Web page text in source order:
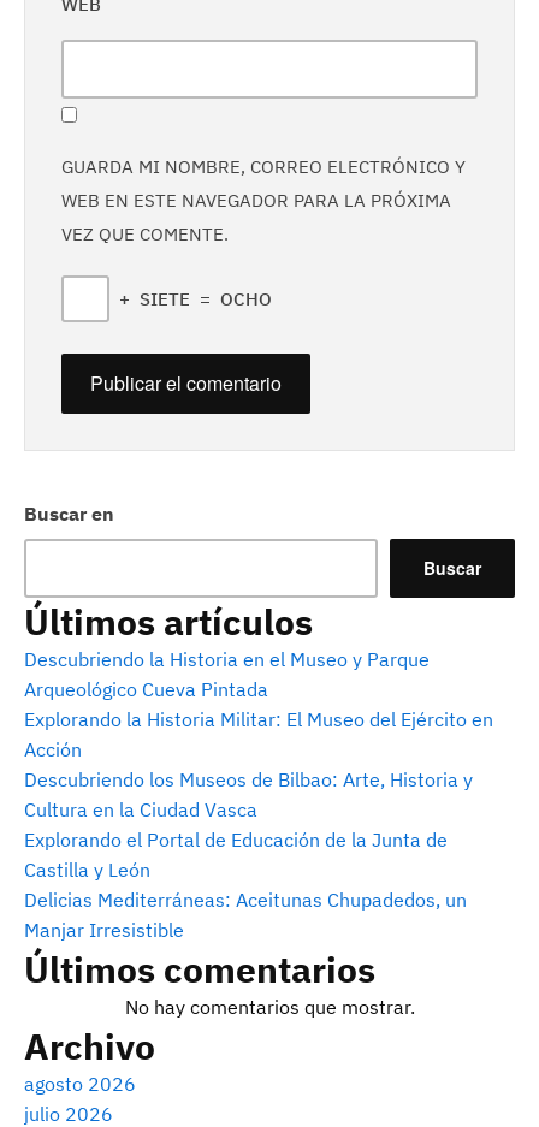
Buscar en
Buscar
Últimos artículos
Descubriendo la Historia en el Museo y Parque
Arqueológico Cueva Pintada
Explorando la Historia Militar: El Museo del Ejército en
Acción
Descubriendo los Museos de Bilbao: Arte, Historia y
Cultura en la Ciudad Vasca
Explorando el Portal de Educación de la Junta de
Castilla y León
Delicias Mediterráneas: Aceitunas Chupadedos, un
Manjar Irresistible
Últimos comentarios
No hay comentarios que mostrar.
Archivo
agosto 2026
julio 2026
GUARDA MI NOMBRE, CORREO ELECTRÓNICO Y
WEB EN ESTE NAVEGADOR PARA LA PRÓXIMA
VEZ QUE COMENTE.
+ SIETE = OCHO